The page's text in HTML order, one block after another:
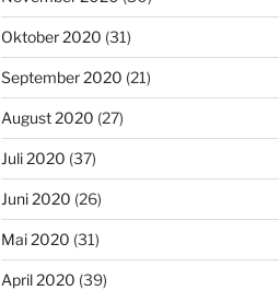
Oktober 2020 (31)
September 2020 (21)
August 2020 (27)
Juli 2020 (37)
Juni 2020 (26)
Mai 2020 (31)
April 2020 (39)